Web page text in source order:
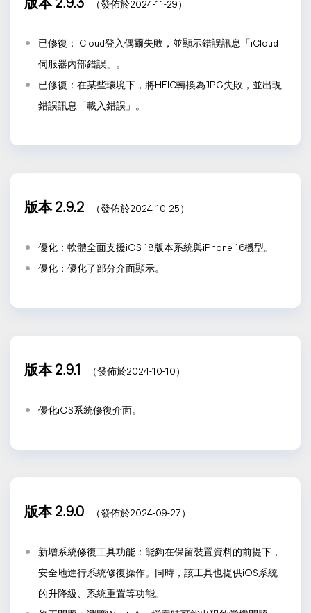
版本 2.9.3 （發佈於2024-11-29）
已修復：iCloud登入偶爾失敗，並顯示錯誤訊息「iCloud
伺服器內部錯誤」。
已修復：在某些環境下，將HEIC轉換為JPG失敗，並出現
錯誤訊息「載入錯誤」。
版本 2.9.2 （發佈於2024-10-25）
優化：軟體全面支援iOS 18版本系統與iPhone 16機型。
優化：優化了部分介面顯示。
版本 2.9.1 （發佈於2024-10-10）
優化iOS系統修復介面。
版本 2.9.0 （發佈於2024-09-27）
新增系統修復工具功能：能夠在保留裝置資料的前提下，
安全地進行系統修復操作。同時，該工具也提供iOS系統
的升降級、系統重置等功能。